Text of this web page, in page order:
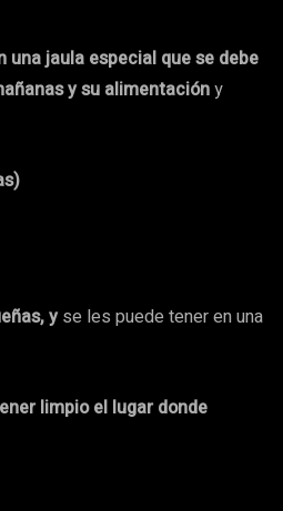
una jaula especial que se debe
y su alimentacióny
yse les puede tener en una
limpio el lugar donde